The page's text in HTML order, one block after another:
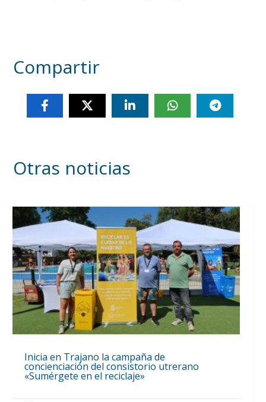
Compartir
Otras noticias
Inicia en Trajano la campaña de
concienciación del consistorio utrerano
«Sumérgete en el reciclaje»